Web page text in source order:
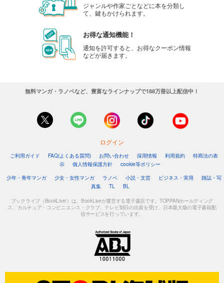
ジャンルや作家ごとなどに本を分類し
て、鍵もかけられます。
お得な通知機能！
通知を許可すると、お得なクーポン情報
などが届きます。
無料マンガ・ラノベなど、豊富なラインナップで188万冊以上配信中！
ログイン
ご利用ガイド FAQ(よくある質問) お問い合わせ 採用情報 利用規約
特商法の表
示
個人情報保護方針
cookie等ポリシー
少年・青年マンガ
少女・女性マンガ ラノベ 小説・文芸 ビジネス・実用
雑誌・写
真集
TL BL
ブックライブ（BookLive!）は、BookLiveが運営する電子書店です。TOPPANホールディング
ス、カルチュア・コンビニエンス・クラブ、テレビ朝日の出資を受け、日本最大級の電子書籍配
信サービスを行っています。